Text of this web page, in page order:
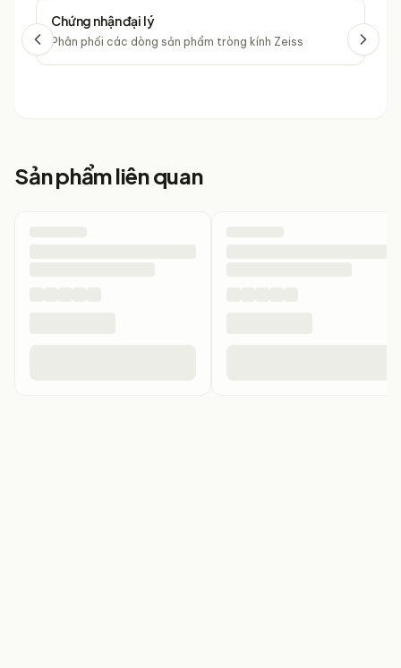
Chứng nhận đại lý
Phân phối các dòng sản phẩm tròng kính Zeiss
Sản phẩm liên quan